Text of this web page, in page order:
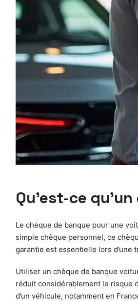
Qu’est-ce
Le chèque de banque pour une
simple chèque personnel, ce
garantie est essentielle lors d’une
Utiliser un chèque de banque
réduit considérablement le risque
d’un véhicule, notamment en